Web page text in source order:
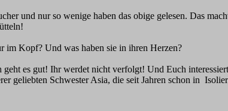
und nur so wenige haben das obige gelesen. Das
im Kopf? Und was haben sie in ihren Herzen?
geht es gut! Ihr werdet nicht verfolgt! Und Euch
geliebten Schwester Asia, die seit Jahren schon in